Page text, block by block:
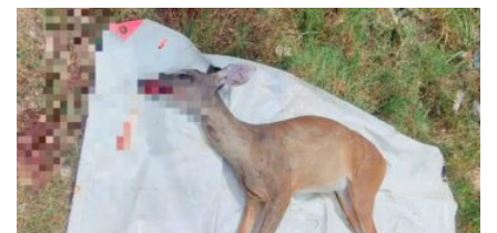
apenas buscan como sumarse a la guinda, para lograr su
reelección. Pero una cosa es que quieran y otra que
puedan.